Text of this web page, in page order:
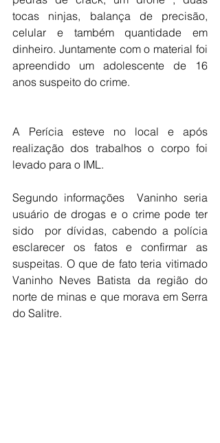
tocas ninjas, balança de precisão,
celular e também quantidade em
dinheiro. Juntamente com o material foi
apreendido um adolescente de 16
anos suspeito do crime.
A Perícia esteve no local e após
realização dos trabalhos o corpo foi
levado para o IML.
Segundo informações  Vaninho seria
usuário de drogas e o crime pode ter
sido  por dívidas, cabendo a polícia
esclarecer os fatos e confirmar as
suspeitas. O que de fato teria vitimado
Vaninho Neves Batista da região do
norte de minas e que morava em Serra
do Salitre.